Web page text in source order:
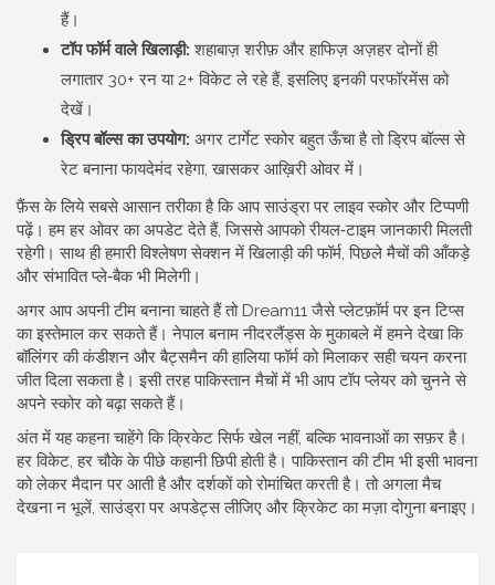
हैं।
टॉप फॉर्म वाले खिलाड़ी: शहाबाज़ शरीफ़ और हाफिज़ अज़हर दोनों ही
लगातार 30+ रन या 2+ विकेट ले रहे हैं, इसलिए इनकी परफॉरमेंस को
देखें।
ड्रिप बॉल्स का उपयोग: अगर टार्गेट स्कोर बहुत ऊँचा है तो ड्रिप बॉल्स से
रेट बनाना फायदेमंद रहेगा, खासकर आख़िरी ओवर में।
फ़ैंस के लिये सबसे आसान तरीका है कि आप साउंड्रा पर लाइव स्कोर और टिप्पणी
पढ़ें। हम हर ओवर का अपडेट देते हैं, जिससे आपको रीयल‑टाइम जानकारी मिलती
रहेगी। साथ ही हमारी विश्लेषण सेक्शन में खिलाड़ी की फॉर्म, पिछले मैचों की आँकड़े
और संभावित प्ले‑बैक भी मिलेगी।
अगर आप अपनी टीम बनाना चाहते हैं तो Dream11 जैसे प्लेटफ़ॉर्म पर इन टिप्स
का इस्तेमाल कर सकते हैं। नेपाल बनाम नीदरलैंड्स के मुकाबले में हमने देखा कि
बॉलिंगर की कंडीशन और बैट्समैन की हालिया फॉर्म को मिलाकर सही चयन करना
जीत दिला सकता है। इसी तरह पाकिस्तान मैचों में भी आप टॉप प्लेयर को चुनने से
अपने स्कोर को बढ़ा सकते हैं।
अंत में यह कहना चाहेंगे कि क्रिकेट सिर्फ खेल नहीं, बल्कि भावनाओं का सफ़र है।
हर विकेट, हर चौके के पीछे कहानी छिपी होती है। पाकिस्तान की टीम भी इसी भावना
को लेकर मैदान पर आती है और दर्शकों को रोमांचित करती है। तो अगला मैच
देखना न भूलें, साउंड्रा पर अपडेट्स लीजिए और क्रिकेट का मज़ा दोगुना बनाइए।